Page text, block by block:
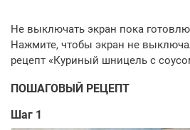
ПОШАГОВЫЙ РЕЦЕПТ
Шаг 1